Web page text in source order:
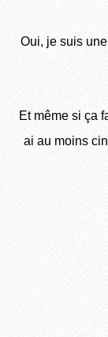
Oui, je suis
Et même si ça
ai au moins